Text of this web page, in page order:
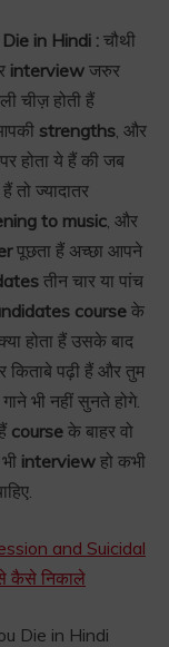
in Hindi : चौथी
interview जरुर
चीज़ होती हैं
strengths , और
होता ये हैं की जब
ज्यादातर
to music , और
पूछता हैं अच्छा आपने
तीन चार या पांच
courseके
होता हैं उसके बाद
किताबे पढ़ी हैं और तुम
भी नहीं सुनते होगे.
course के बाहर वो
interview हो कभी
and Suicidal
कैसे निकाले